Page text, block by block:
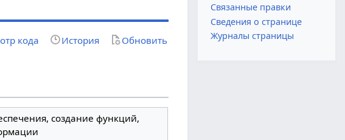
кода История Обновить
создание функций,
Связанные правки
Сведения о странице
Журналы страницы